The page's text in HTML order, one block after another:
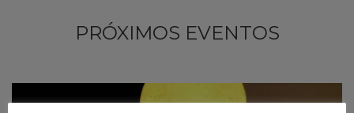
PRÓXIMOS EVENTOS